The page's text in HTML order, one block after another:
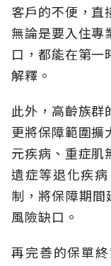
客戶的不便，直
無論是要入住專
口，都能在第一
解釋。
此外，高齡族群
更將保障範圍擴
元疾病、重症肌
遺症等退化疾
制，將保障期
風險缺口。
再完善的保單